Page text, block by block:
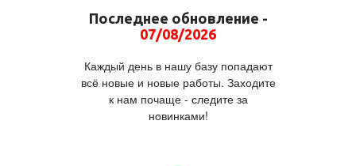
Последнее обновление -
07/08/2026
Каждый день в нашу базу попадают
всё новые и новые работы. Заходите
к нам почаще - следите за
новинками!